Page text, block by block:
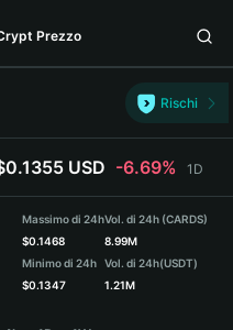
Prezzo
Rischi
USD -6.69% 1D
Massimo di 24h
$0.1468
Minimo di 24h
$0.1347
Vol. di 24h (CARDS)
8.99M
Vol. di 24h(USDT)
1.21M